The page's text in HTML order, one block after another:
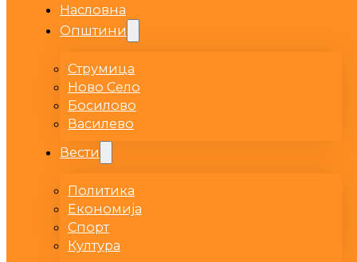
Насловна
Општини
Струмица
Ново Село
Босилово
Василево
Вести
Политика
Економија
Спорт
Култура